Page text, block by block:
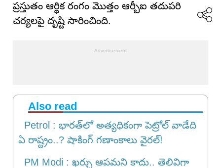
ప్రస్తుతం ఆర్థిక రంగం మొత్తం ఆర్బీఐ తదుపరి
చర్యలపై దృష్టి సారించింది.
Also read
Petrol : భారత్‌లో అత్యధికంగా పెట్రోల్ వాడేది
ఏ రాష్ట్రం..? షాకింగ్ గణాంకాలు వైరల్!
PM Modi : ఖర్చు ఆపమని కాదు.. తెలివిగా